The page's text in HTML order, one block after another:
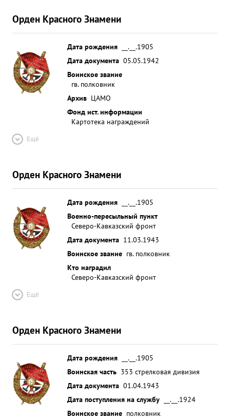
Орден Красного Знамени
Дата рождения
__.__.1905
Дата документа 05.05.1942
Воинское звание
гв. полковник
Архив ЦАМО
Фонд ист. информации
Картотека награждений
Ещё
Орден Красного Знамени
Дата рождения
__.__.1905
Военно-пересыльный пункт
Северо-Кавказский фронт
Дата документа 11.03.1943
Воинское звание гв. полковник
Кто наградил
Северо-Кавказский фронт
Ещё
Орден Красного Знамени
Дата рождения
__.__.1905
Воинская часть 353 стрелковая дивизия
Дата документа 01.04.1943
Дата поступления на службу
__.__.1924
Воинское звание полковник